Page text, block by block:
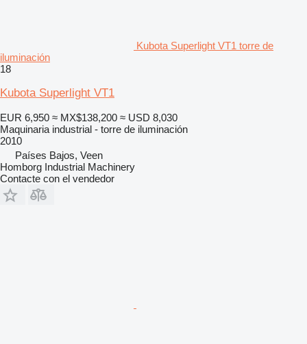
Kubota Superlight VT1 torre de
iluminación
18
Kubota Superlight VT1
EUR 6,950 ≈ MX$138,200 ≈ USD 8,030
Maquinaria industrial - torre de iluminación
2010
Países Bajos, Veen
Homborg Industrial Machinery
Contacte con el vendedor